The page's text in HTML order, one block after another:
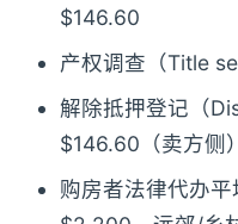
$146.60
产权调查（Title
解除抵押登记（
$146.60（卖方侧）
购房者法律代办